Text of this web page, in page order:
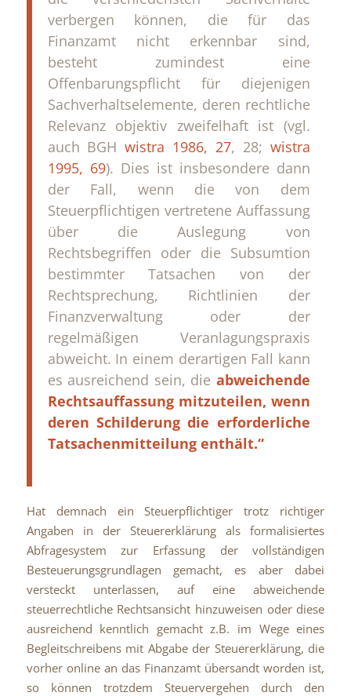
verbergen können, die für das
Finanzamt nicht erkennbar sind,
besteht zumindest eine
Offenbarungspflicht für diejenigen
Sachverhaltselemente, deren rechtliche
Relevanz objektiv zweifelhaft ist (vgl.
auch BGHwistra 1986, 27, 28; wistra
1995, 69). Dies ist insbesondere dann
der Fall, wenn die von dem
Steuerpflichtigen vertretene Auffassung
über die Auslegung von
Rechtsbegriffen oder die Subsumtion
bestimmter Tatsachen von der
Rechtsprechung, Richtlinien der
Finanzverwaltung oder der
regelmäßigen Veranlagungspraxis
abweicht. In einem derartigen Fall kann
es ausreichend sein, die abweichende
Rechtsauffassung mitzuteilen, wenn
deren Schilderung die erforderliche
Tatsachenmitteilung enthält.“
Hat demnach ein Steuerpflichtiger trotz richtiger
Angaben in der Steuererklärung als formalisiertes
Abfragesystem zur Erfassung der vollständigen
Besteuerungsgrundlagen gemacht, es aber dabei
versteckt unterlassen, auf eine abweichende
steuerrechtliche Rechtsansicht hinzuweisen oder diese
ausreichend kenntlich gemacht z.B. im Wege eines
Begleitschreibens mit Abgabe der Steuererklärung, die
vorher online an das Finanzamt übersandt worden ist,
so können trotzdem Steuervergehen durch den